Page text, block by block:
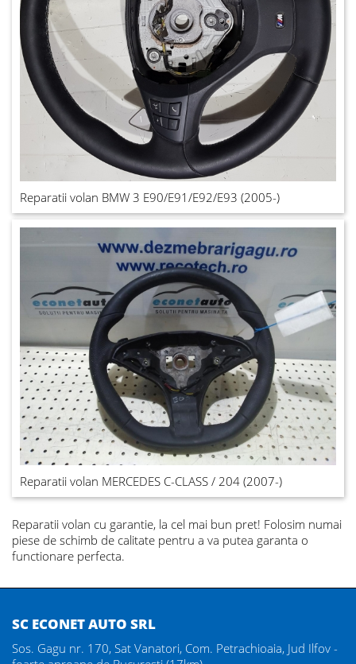
Reparatii volan BMW 3 E90/E91/E92/E93 (2005-)
Reparatii volan MERCEDES C-CLASS / 204 (2007-)
Reparatii volan cu garantie, la cel mai bun pret! Folosim numai
piese de schimb de calitate pentru a va putea garanta o
functionare perfecta.
SC ECONET AUTO SRL
Sos. Gagu nr. 170, Sat Vanatori, Com. Petrachioaia, Jud Ilfov -